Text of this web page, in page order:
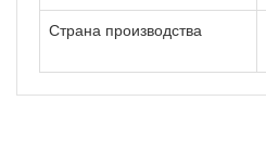
Страна производства